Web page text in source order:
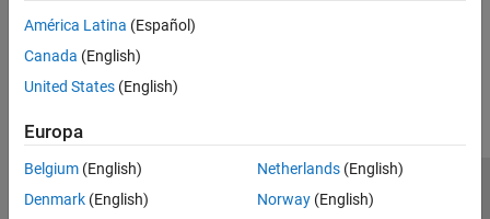
América Latina (Español)
Canada (English)
United States (English)
Europa
Belgium (English)
Denmark (English)
Netherlands(English)
Norway(English)
Centro di fiducia
Informativa sulla privacy